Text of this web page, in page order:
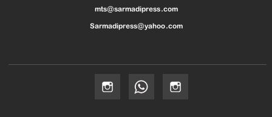
mts@sarmadipress.com
Sarmadipress@yahoo.com